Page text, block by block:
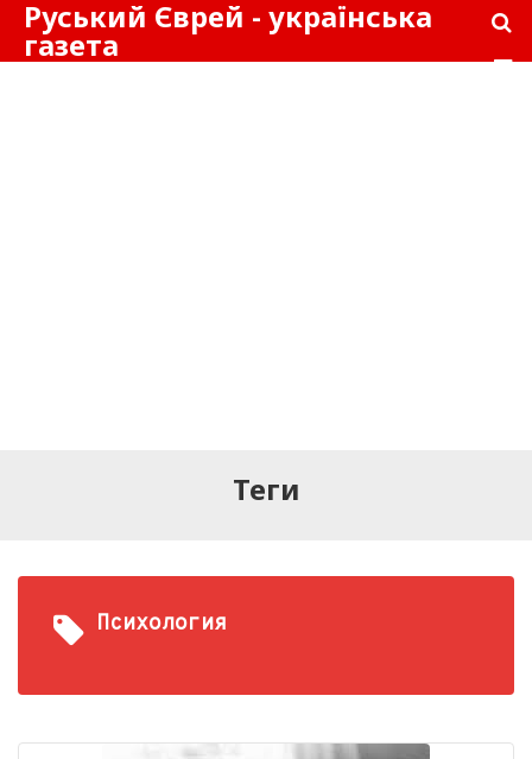
Руський Єврей - українська
газета
Теги
Психология